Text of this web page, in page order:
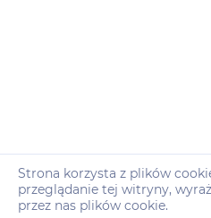
Strona korzysta z plików
przeglądanie tej witryny,
przez nas plików cookie.